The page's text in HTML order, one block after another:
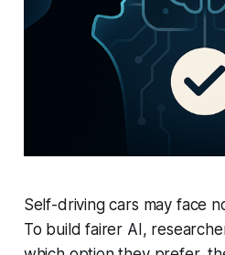
Self-driving cars may face
To build fairer AI,